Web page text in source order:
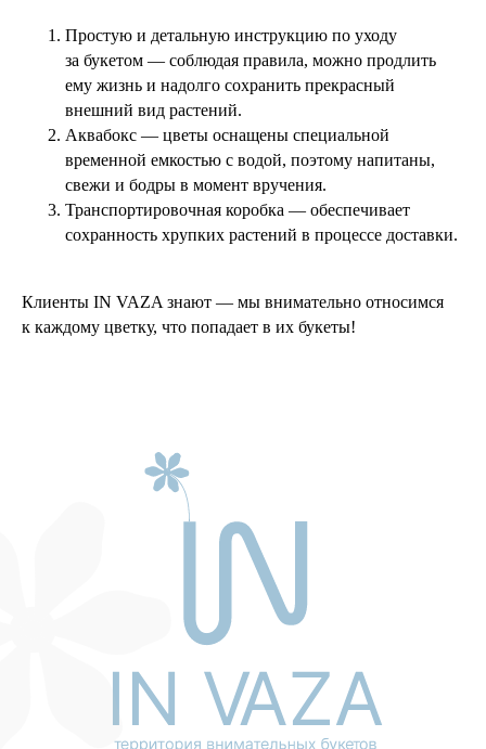
Простую и детальную инструкцию по уходу
за букетом — соблюдая правила, можно продлить
ему жизнь и надолго сохранить прекрасный
внешний вид растений.
Аквабокс — цветы оснащены специальной
временной емкостью с водой, поэтому напитаны,
свежи и бодры в момент вручения.
Транспортировочная коробка — обеспечивает
сохранность хрупких растений в процессе доставки.
Клиенты IN VAZA знают — мы внимательно относимся
к каждому цветку, что попадает в их букеты!